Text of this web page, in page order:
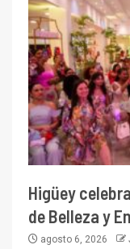
Higüey
de Belleza y
agosto 6, 2026